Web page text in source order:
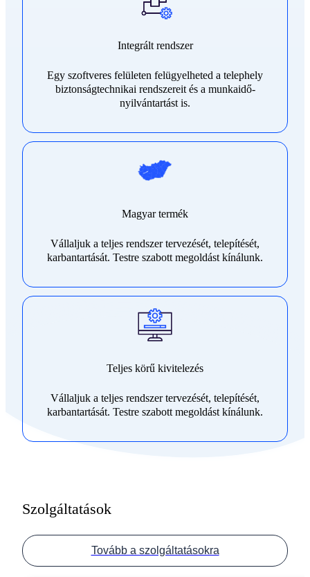
Integrált rendszer
Egy szoftveres felületen felügyelheted a telephely
biztonságtechnikai rendszereit és a munkaidő-
nyilvántartást is.
Magyar termék
Vállaljuk a teljes rendszer tervezését, telepítését,
karbantartását. Testre szabott megoldást kínálunk.
Teljes körű kivitelezés
Vállaljuk a teljes rendszer tervezését, telepítését,
karbantartását. Testre szabott megoldást kínálunk.
Szolgáltatások
Tovább a szolgáltatásokra